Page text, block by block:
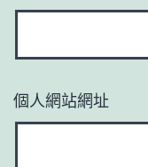
個人網站網址